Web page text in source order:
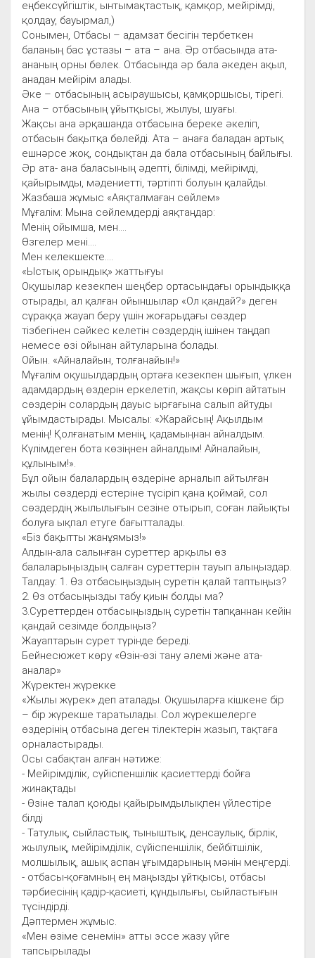
еңбексүйгіштік, ынтымақтастық, қамқор, мейірімді,
қолдау, бауырмал,)
Сонымен, Отбасы – адамзат бесігін тербеткен
баланың бас ұстазы – ата – ана. Әр отбасында ата-
ананың орны бөлек. Отбасында әр бала әкеден ақыл,
анадан мейірім алады.
Әке – отбасының асыраушысы, қамқоршысы, тірегі.
Ана – отбасының ұйытқысы, жылуы, шуағы.
Жақсы ана әрқашанда отбасына береке әкеліп,
отбасын бақытқа бөлейді. Ата – анаға баладан артық
ешнәрсе жоқ, сондықтан да бала отбасының байлығы.
Әр ата- ана баласының әдепті, білімді, мейірімді,
қайырымды, мәдениетті, тәртіпті болуын қалайды.
Жазбаша жұмыс «Аяқталмаған сөйлем»
Мұғалім: Мына сөйлемдерді аяқтаңдар:
Менің ойымша, мен....
Өзгелер мені....
Мен келекшекте....
«Ыстық орындық» жаттығуы
Оқушылар кезекпен шеңбер ортасындағы орындыққа
отырады, ал қалған ойыншылар «Ол қандай?» деген
сұраққа жауап беру үшін жоғарыдағы сөздер
тізбегінен сәйкес келетін сөздердің ішінен таңдап
немесе өзі ойынан айтуларына болады.
Ойын. «Айналайын, толғанайын!»
Мұғалім оқушылдардың ортаға кезекпен шығып, үлкен
адамдардың өздерін еркелетіп, жақсы көріп айтатын
сөздерін солардың дауыс ырғағына салып айтуды
ұйымдастырады. Мысалы: «Жарайсың! Ақылдым
менің! Қолғанатым менің, қадамыңнан айналдым.
Күлімдеген бота көзіңнен айналдым! Айналайын,
құлыным!».
Бұл ойын балалардың өздеріне арналып айтылған
жылы сөздерді естеріне түсіріп қана қоймай, сол
сөздердің жылылығын сезіне отырып, соған лайықты
болуға ықпал етуге бағытталады.
«Біз бақытты жанұямыз!»
Алдын-ала салынған суреттер арқылы өз
балаларыңыздың салған суреттерін тауып алыңыздар.
Талдау: 1. Өз отбасыңыздың суретін қалай таптыңыз?
2. Өз отбасыңызды табу қиын болды ма?
3.Суреттерден отбасыңыздың суретін тапқаннан кейін
қандай сезімде болдыңыз?
Жауаптарын сурет түрінде береді.
Бейнесюжет көру «Өзін-өзі тану әлемі және ата-
аналар»
Жүректен жүрекке
«Жылы жүрек» деп аталады. Оқушыларға кішкене бір
– бір жүрекше таратылады. Сол жүрекшелерге
өздерінің отбасына деген тілектерін жазып, тақтаға
орналастырады.
Осы сабақтан алған нәтиже:
- Мейірімділік, сүйіспеншілік қасиеттерді бойға
жинақтады
- Өзіне талап қоюды қайырымдылықпен үйлестіре
білді
- Татулық, сыйластық, тыныштық, денсаулық, бірлік,
жылулық, мейірімділік, сүйіспеншілік, бейбітшілік,
молшылық, ашық аспан ұғымдарының мәнін меңгерді.
- отбасы-қоғамның ең маңызды ұйтқысы, отбасы
тәрбиесінің қадір-қасиеті, құндылығы, сыйластығын
түсіндірді.
Дәптермен жұмыс.
«Мен өзіме сенемін» атты эссе жазу үйге
тапсырылады